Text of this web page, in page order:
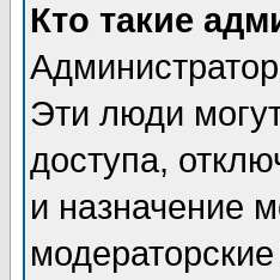
Кто такие
Эти люди
доступа,
и назначение